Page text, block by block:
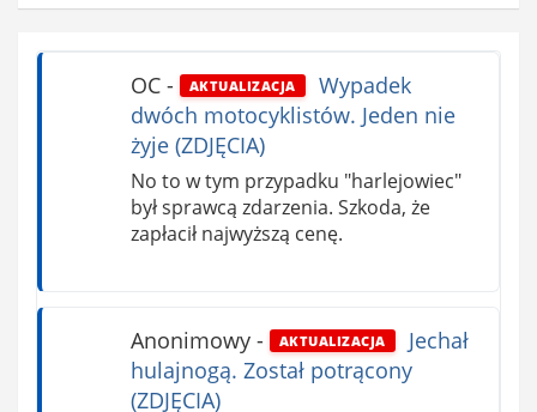
OC- AKTUALIZACJA
Wypadek
dwóch motocyklistów. Jeden nie
żyje (ZDJĘCIA)
No to w tym przypadku "harlejowiec"
był sprawcą zdarzenia. Szkoda, że
zapłacił najwyższą cenę.
Anonimowy- AKTUALIZACJA
Jechał
hulajnogą. Został potrącony
(ZDJĘCIA)